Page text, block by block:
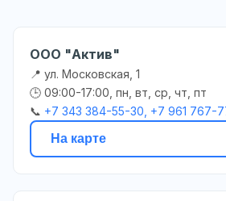
ООО "Актив"
📍 ул. Московская, 1
🕒 09:00-17:00, пн, вт, ср, чт, пт
📞 +7 343 384-55-30, +7 961 767-
На карте